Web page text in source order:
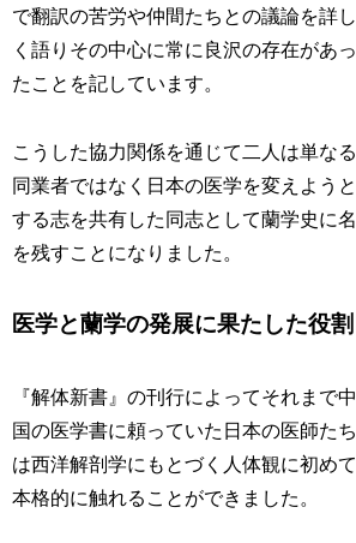
で翻訳の苦労や仲間たちとの議論を詳し
く語りその中心に常に良沢の存在があっ
たことを記しています。
こうした協力関係を通じて二人は単なる
同業者ではなく日本の医学を変えようと
する志を共有した同志として蘭学史に名
を残すことになりました。
医学と蘭学の発展に果たした役割
『解体新書』の刊行によってそれまで中
国の医学書に頼っていた日本の医師たち
は西洋解剖学にもとづく人体観に初めて
本格的に触れることができました。